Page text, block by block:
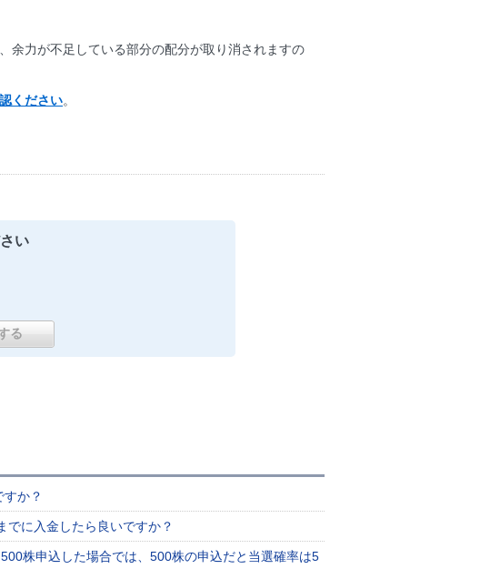
余力が不足している部分の配分が取り消されますの
ください。
い
か？
でに入金したら良いですか？
株申込した場合では、500株の申込だと当選確率は5